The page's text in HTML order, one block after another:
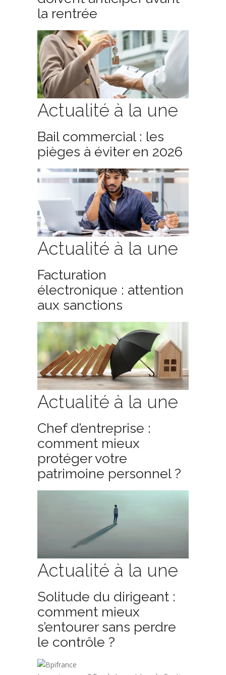
la rentrée
Actualité à la une
Bail commercial : les
pièges à éviter en 2026
Actualité à la une
Facturation
électronique : attention
aux sanctions
Actualité à la une
Chef d’entreprise :
comment mieux
protéger votre
patrimoine personnel ?
Actualité à la une
Solitude du dirigeant :
comment mieux
s’entourer sans perdre
le contrôle ?